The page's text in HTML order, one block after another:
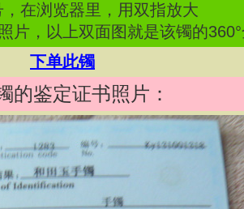
，在浏览器里，用双指放大
片，以上双面图就是该镯的
下单此镯
的鉴定证书照片：